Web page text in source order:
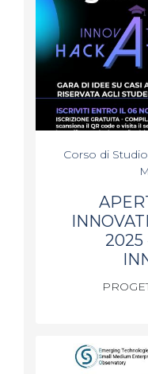
Corso di
2025